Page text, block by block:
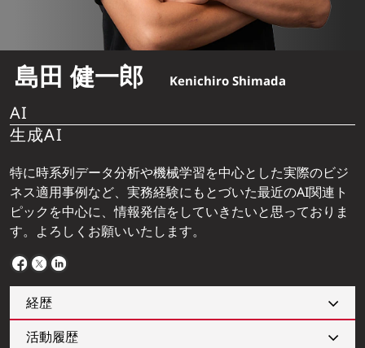
島田 健一郎 Kenichiro Shimada
AI
生成AI
特に時系列データ分析や機械学習を中心とした実際のビジ
ネス適用事例など、実務経験にもとづいた最近のAI関連ト
ピックを中心に、情報発信をしていきたいと思っておりま
す。よろしくお願いいたします。
経歴
活動履歴